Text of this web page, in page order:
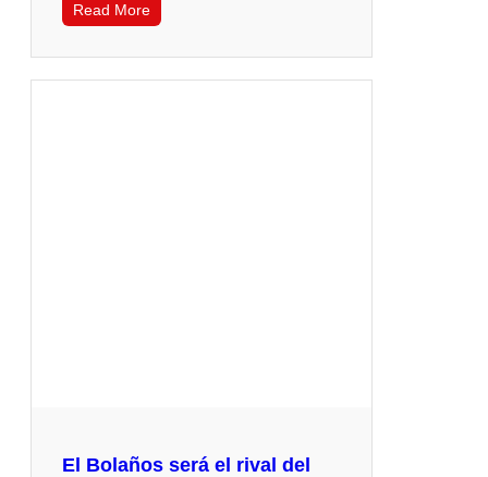
Read More
El Bolaños será el rival del